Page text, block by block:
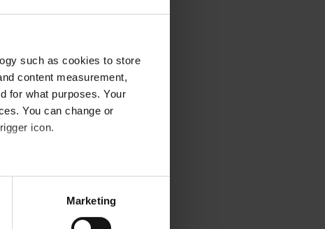
such as cookies to store
content measurement,
for what purposes. Your
You can change or
icon.
meters
Marketing